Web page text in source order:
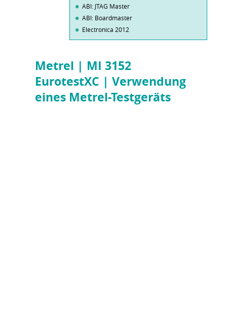
ABI: JTAG Master
ABI: Boardmaster
Electronica 2012
Metrel | MI 3152
EurotestXC | Verwendung
eines Metrel-Testgeräts